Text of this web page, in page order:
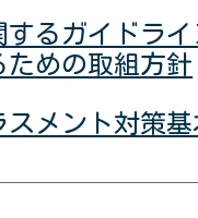
するガイドラ
ための取組方針
スメント対策